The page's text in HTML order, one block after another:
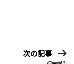
次の記事